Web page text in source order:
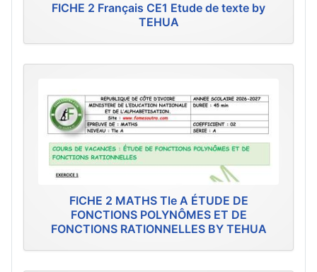
FICHE 2 Français CE1 Etude de texte by
TEHUA
FICHE 2 MATHS Tle A ÉTUDE DE
FONCTIONS POLYNÔMES ET DE
FONCTIONS RATIONNELLES BY TEHUA